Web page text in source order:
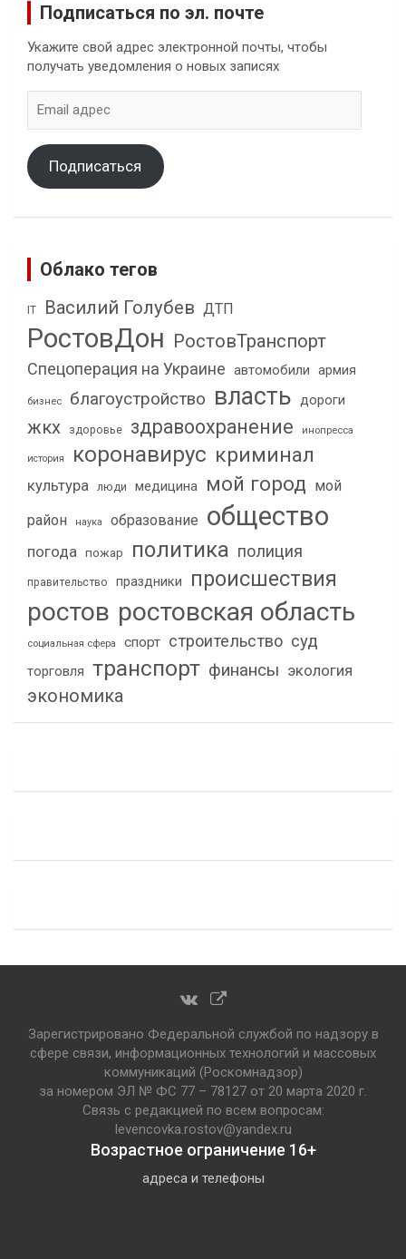
Подписаться по эл. почте
Укажите свой адрес электронной почты, чтобы
получать уведомления о новых записях
адрес
Подписаться
Облако тегов
IT Василий Голубев ДТП
РостовДон РостовТранспорт
Спецоперация на Украине автомобили армия
бизнес благоустройство власть дороги
жкх здоровье здравоохранение инопресса
история коронавирус криминал
культура люди медицина мой город мой
район
наука образование общество
погода пожар политика полиция
правительство праздники происшествия
ростов ростовская область
социальная сфера спорт строительство суд
торговля транспорт финансы экология
экономика
Зарегистрировано Федеральной службой по надзору в
сфере связи, информационных технологий и массовых
коммуникаций (Роскомнадзор)
за номером ЭЛ № ФС 77 – 78127 от 20 марта 2020 г.
Связь с редакцией по всем вопросам:
levencovka.rostov@yandex.ru
Возрастное ограничение 16+
адреса и телефоны